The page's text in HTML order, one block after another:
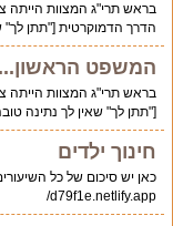
בראש תרי"ג המצוות הייתה
הדרך הדמוקרטית ["תתן לך"
המשפט הראשון....
בראש תרי"ג המצוות הייתה
["תתן לך" שאין לך נתינה טובה
חינוך ילדים
d79f1e.netlify.app/